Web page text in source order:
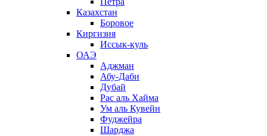
Казахстан
Боровое
Киргизия
Иссык-куль
ОАЭ
Аджман
Абу-Даби
Дубай
Рас аль Хайма
Ум аль Кувейн
Фуджейра
Шарджа